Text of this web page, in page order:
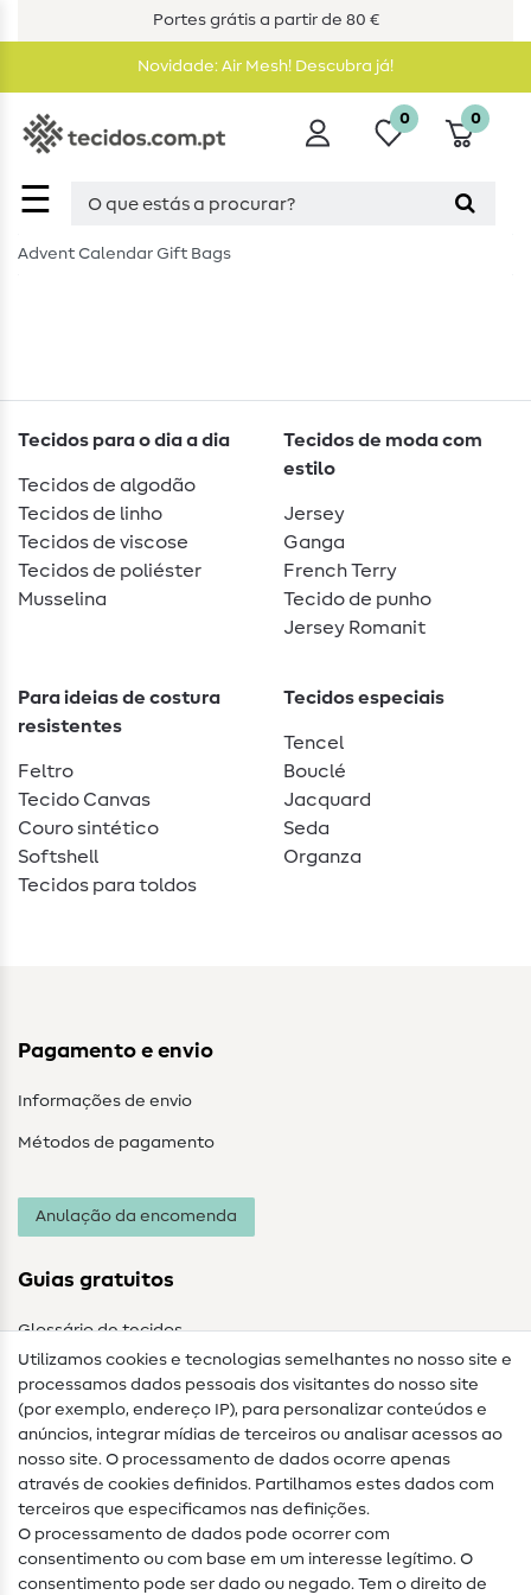
Portes grátis a partir de 80 €
Novidade: Air Mesh! Descubra já!
☰
0 0
Advent Calendar Gift Bags
Tecidos para o dia a dia
Tecidos de algodão
Tecidos de linho
Tecidos de viscose
Tecidos de poliéster
Musselina
Tecidos de moda com
estilo
Jersey
Ganga
French Terry
Tecido de punho
Jersey Romanit
Para ideias de costura
resistentes
Feltro
Tecido Canvas
Couro sintético
Softshell
Tecidos para toldos
Tecidos especiais
Tencel
Bouclé
Jacquard
Seda
Organza
Pagamento e envio
Informações de envio
Métodos de pagamento
Anulação da encomenda
Guias gratuitos
Glossário de tecidos
Guias de costura
Ajuda e contacto
Contacto
Mudança de proprietário
Utilizamos cookies e tecnologias semelhantes no nosso site e
processamos dados pessoais dos visitantes do nosso site
(por exemplo, endereço IP), para personalizar conteúdos e
anúncios, integrar mídias de terceiros ou analisar acessos ao
nosso site. O processamento de dados ocorre apenas
através de cookies definidos. Partilhamos estes dados com
terceiros que especificamos nas definições.
O processamento de dados pode ocorrer com
consentimento ou com base em um interesse legítimo. O
consentimento pode ser dado ou negado. Tem o direito de